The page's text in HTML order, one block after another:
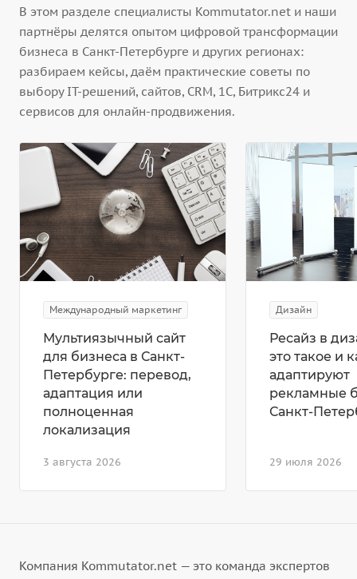
В этом разделе специалисты Kommutator.net и наши
партнёры делятся опытом цифровой трансформации
бизнеса в Санкт-Петербурге и других регионах:
разбираем кейсы, даём практические советы по
выбору IT-решений, сайтов, CRM, 1С, Битрикс24 и
сервисов для онлайн-продвижения.
Международный маркетинг
3 августа 2026
Мультиязычный сайт
для бизнеса в Санкт-
Петербурге: перевод,
адаптация или
полноценная
локализация
Дизайн
29 июля 2026
Ресайз в
это такое и
адаптируют
рекламные
Санкт-
Компания Kommutator.net — это команда экспертов